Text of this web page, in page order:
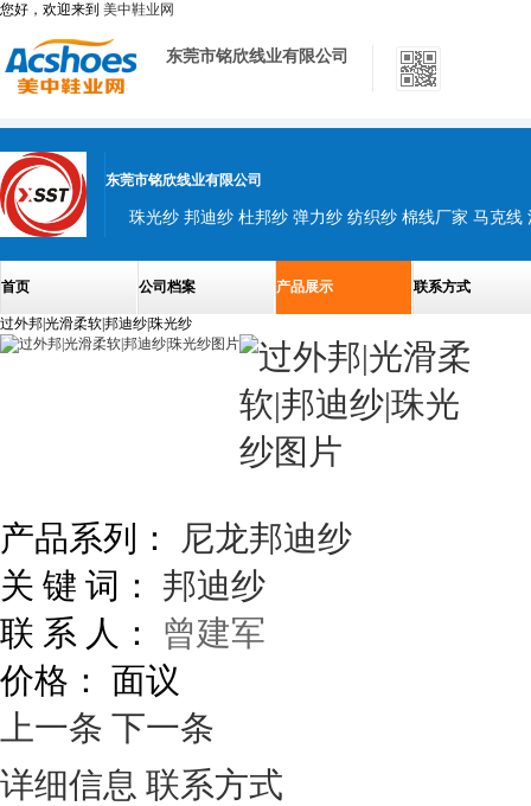
您好，欢迎来到 美中鞋业网
东莞市铭欣线业有限公司
东莞市铭欣线业有限公司
珠光纱 邦迪纱 杜邦纱 弹力纱 纺织纱 棉线厂家 马克
首页 公司档案 产品展示 联系方式
过外邦|光滑柔软|邦迪纱|珠光纱
产品系列：
尼龙邦迪纱
关 键 词： 邦迪纱
联 系 人：
曾建军
价格： 面议
上一条 下一条
详细信息 联系方式